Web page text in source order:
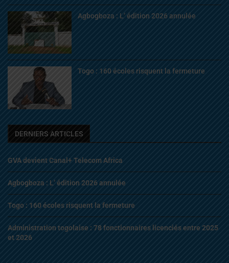
Agbogboza : L’ édition 2026 annulée
Togo : 160 écoles risquent la fermeture
DERNIERS ARTICLES
GVA devient Canal+ Telecom Africa
Agbogboza : L’ édition 2026 annulée
Togo : 160 écoles risquent la fermeture
Administration togolaise : 78 fonctionnaires licenciés entre 2025
et 2026